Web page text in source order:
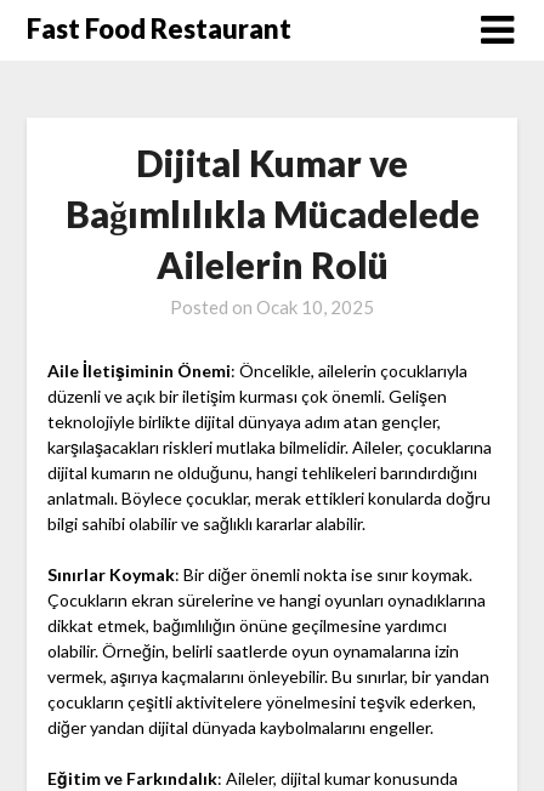
SkipFast Food Restaurant
Dijital Kumar ve
Bağımlılıkla Mücadelede
Ailelerin Rolü
Posted on Ocak 10, 2025
Aile İletişiminin Önemi: Öncelikle, ailelerin çocuklarıyla
düzenli ve açık bir iletişim kurması çok önemli. Gelişen
teknolojiyle birlikte dijital dünyaya adım atan gençler,
karşılaşacakları riskleri mutlaka bilmelidir. Aileler, çocuklarına
dijital kumarın ne olduğunu, hangi tehlikeleri barındırdığını
anlatmalı. Böylece çocuklar, merak ettikleri konularda doğru
bilgi sahibi olabilir ve sağlıklı kararlar alabilir.
Sınırlar Koymak: Bir diğer önemli nokta ise sınır koymak.
Çocukların ekran sürelerine ve hangi oyunları oynadıklarına
dikkat etmek, bağımlılığın önüne geçilmesine yardımcı
olabilir. Örneğin, belirli saatlerde oyun oynamalarına izin
vermek, aşırıya kaçmalarını önleyebilir. Bu sınırlar, bir yandan
çocukların çeşitli aktivitelere yönelmesini teşvik ederken,
diğer yandan dijital dünyada kaybolmalarını engeller.
Eğitim ve Farkındalık: Aileler, dijital kumar konusunda